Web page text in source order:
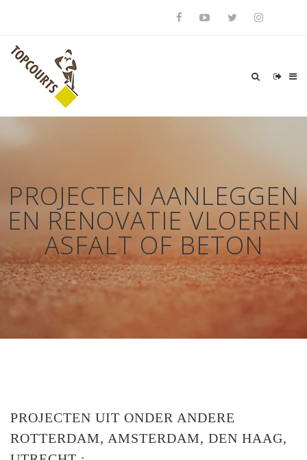
PROJECTEN AANLEGGEN
EN RENOVATIE VLOEREN
ASFALT OF BETON
PROJECTEN UIT ONDER ANDERE
ROTTERDAM, AMSTERDAM, DEN HAAG,